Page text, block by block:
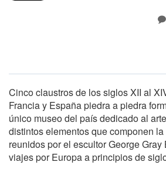
Cinco claustros de los siglos XII al
Francia y España piedra a piedra
único museo del país dedicado al
distintos elementos que componen
reunidos por el escultor George Gray
viajes por Europa a principios de